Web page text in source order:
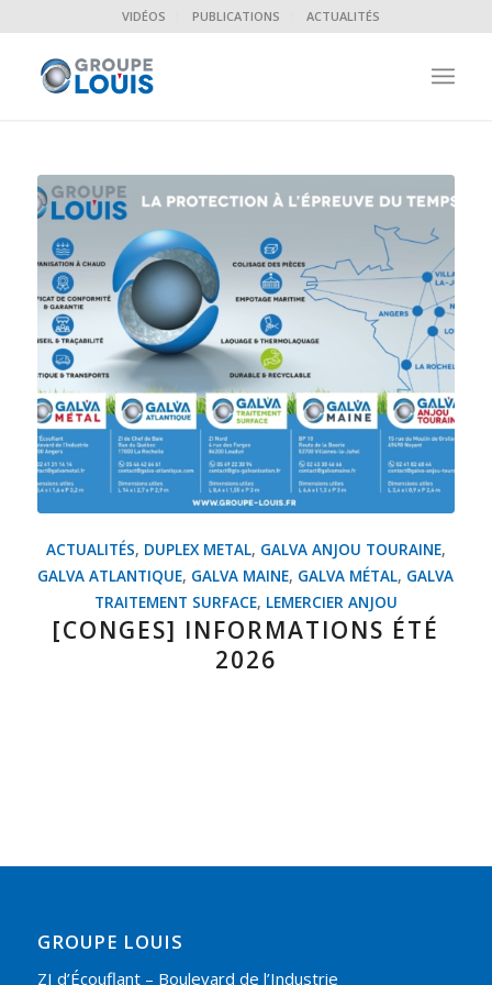
VIDÉOS PUBLICATIONS ACTUALITÉS
ACTUALITÉS, DUPLEX METAL, GALVA ANJOU TOURAINE,
GALVA ATLANTIQUE, GALVA MAINE, GALVA MÉTAL, GALVA
TRAITEMENT SURFACE, LEMERCIER ANJOU
[CONGES] INFORMATIONS ÉTÉ
2026
GROUPE LOUIS
ZI d’Écouflant – Boulevard de l’Industrie